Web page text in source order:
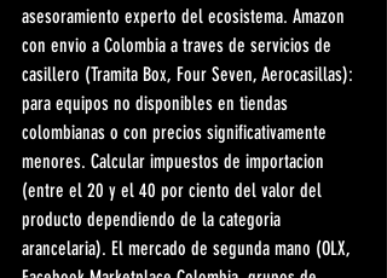
asesoramiento experto del ecosistema. Amazon
con envio a Colombia a traves de servicios de
casillero (Tramita Box, Four Seven, Aerocasillas):
para equipos no disponibles en tiendas
colombianas o con precios significativamente
menores. Calcular impuestos de importacion
(entre el 20 y el 40 por ciento del valor del
producto dependiendo de la categoria
arancelaria). El mercado de segunda mano (OLX,